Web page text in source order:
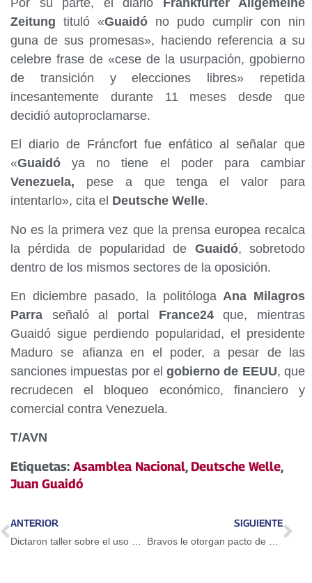
Zeitung tituló «Guaidó no pudo cumplir con nin
guna de sus promesas», haciendo referencia a su
celebre frase de «cese de la usurpación, gpobierno
de transición y elecciones libres» repetida
incesantemente durante 11 meses desde que
decidió autoproclamarse.
El diario de Fráncfort fue enfático al señalar que
«Guaidó ya no tiene el poder para cambiar
Venezuela, pese a que tenga el valor para
intentarlo», cita el Deutsche Welle.
No es la primera vez que la prensa europea recalca
la pérdida de popularidad de Guaidó, sobretodo
dentro de los mismos sectores de la oposición.
En diciembre pasado, la politólogaAna Milagros
Parra señaló al portal France24que, mientras
Guaidó sigue perdiendo popularidad, el presidente
Maduro se afianza en el poder, a pesar de las
sanciones impuestas por elgobierno de EEUU, que
recrudecen el bloqueo económico, financiero y
comercial contra Venezuela.
T/AVN
Etiquetas: Asamblea Nacional, Deutsche Welle,
Juan Guaidó
ANTERIOR SIGUIENTE